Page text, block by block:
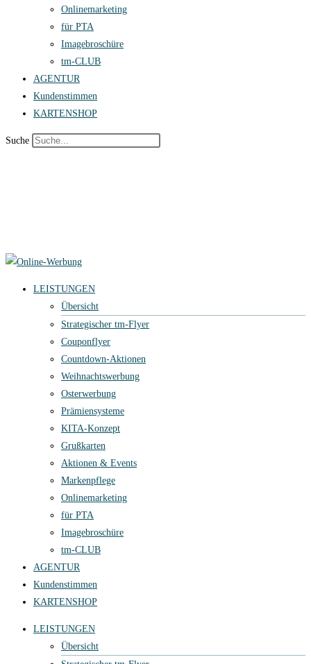
Onlinemarketing
für PTA
Imagebroschüre
tm-CLUB
AGENTUR
Kundenstimmen
KARTENSHOP
Suche
LEISTUNGEN
Übersicht
Strategischer tm-Flyer
Couponflyer
Countdown-Aktionen
Weihnachtswerbung
Osterwerbung
Prämiensysteme
KITA-Konzept
Grußkarten
Aktionen & Events
Markenpflege
Onlinemarketing
für PTA
Imagebroschüre
tm-CLUB
AGENTUR
Kundenstimmen
KARTENSHOP
LEISTUNGEN
Übersicht